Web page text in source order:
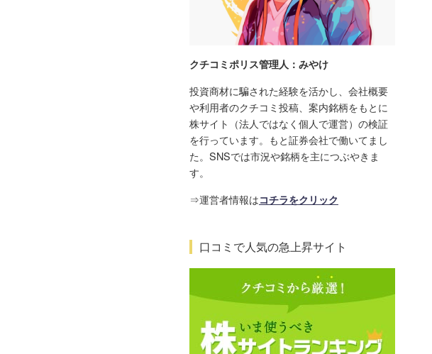
クチコミポリス管理人：みやけ
投資商材に騙された経験を活かし、会社概要
や利用者のクチコミ投稿、案内銘柄をもとに
株サイト（法人ではなく個人で運営）の検証
を行っています。もと証券会社で働いてまし
た。SNSでは市況や銘柄を主につぶやきま
す。
⇒運営者情報はコチラをクリック
口コミで人気の急上昇サイト